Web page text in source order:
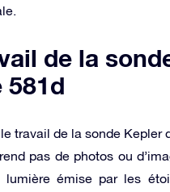
de la
581d
travail de la sonde Kepler
pas de photos ou
lumière émise par les